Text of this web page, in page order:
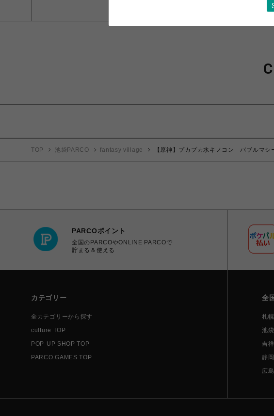
TOP 池袋PARCO fantasy village 【原神】プカプカ水キノコン バブルマシ
PARCOポイント
全国のPARCOやONLINE PARCOで
貯まる＆使える
カテゴリー
全カテゴリーから探す
culture TOP
POP-UP SHOP TOP
PARCO GAMES TOP
全
札
池
吉
静
広